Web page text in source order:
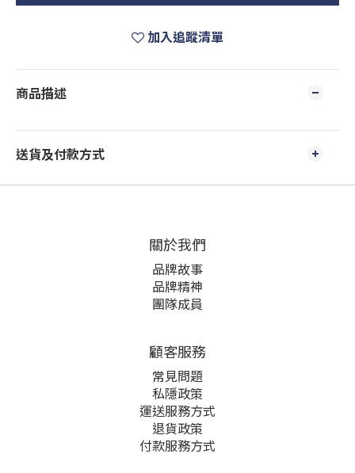
加入追蹤清單
商品描述
送貨及付款方式
關於我們
品牌故事
品牌精神
團隊成員
顧客服務
常見問題
私隱政策
運送服務方式
退貨政策
付款服務方式